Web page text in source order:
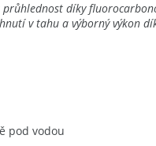
díky
v tahu a výborný výkon
pod vodou